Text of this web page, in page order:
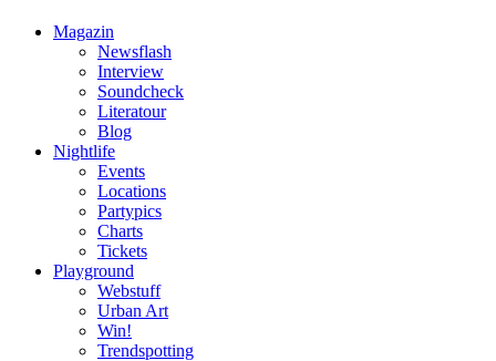
Magazin
Newsflash
Interview
Soundcheck
Literatour
Blog
Nightlife
Events
Locations
Partypics
Charts
Tickets
Playground
Webstuff
Urban Art
Win!
Trendspotting